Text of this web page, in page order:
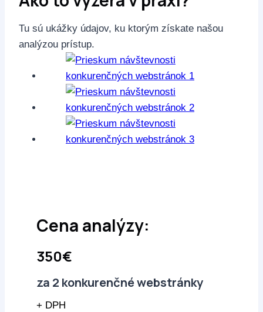
Tu sú ukážky údajov, ku ktorým získate našou
analýzou prístup.
Cena analýzy:
350€
za 2 konkurenčné webstránky
+ DPH